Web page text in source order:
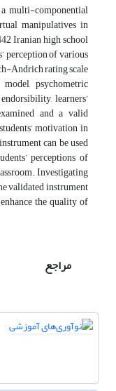
multi-componential
manipulatives in
Iranian high school
perception of various
Andrich rating scale
psychometric
learners’
and a valid
motivation in
can be used
perceptions of
Investigating
validated instrument
the quality of
مراجع